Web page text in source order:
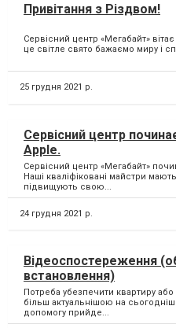
Привітання з Різдвом!
Сервісний центр «Мегабайт»
це світле свято бажаємо миру і
25 грудня 2021 р.
Сервісний центр
Apple.
Сервісний центр «Мегабайт»
Наші кваліфіковані майстри
підвищують свою...
24 грудня 2021 р.
Відеоспостереження
встановлення)
Потреба убезпечити квартиру
більш актуальнішою на
допомогу прийде...